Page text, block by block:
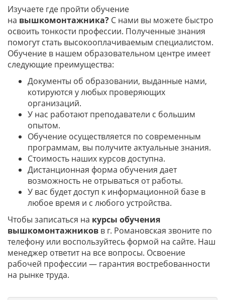
Изучаете где пройти обучение
на вышкомонтажника? С нами вы можете быстро
освоить тонкости профессии. Полученные знания
помогут стать высокооплачиваемым специалистом.
Обучение в нашем образовательном центре имеет
следующие преимущества:
Документы об образовании, выданные нами,
котируются у любых проверяющих
организаций.
У нас работают преподаватели с большим
опытом.
Обучение осуществляется по современным
программам, вы получите актуальные знания.
Стоимость наших курсов доступна.
Дистанционная форма обучения дает
возможность не отрываться от работы.
У вас будет доступ к информационной базе в
любое время и с любого устройства.
Чтобы записаться на курсы обучения
вышкомонтажников в г. Романовская звоните по
телефону или воспользуйтесь формой на сайте. Наш
менеджер ответит на все вопросы. Освоение
рабочей профессии — гарантия востребованности
на рынке труда.